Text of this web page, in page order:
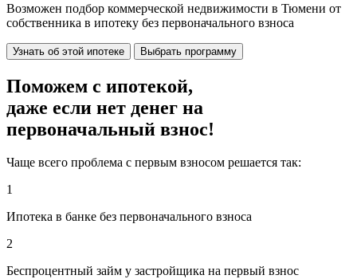
Возможен подбор коммерческой недвижимости в Тюмени от
собственника в ипотеку без первоначального взноса
Узнать об этой ипотеке Выбрать программу
Поможем с ипотекой,
даже если нет денег на
первоначальный взнос!
Чаще всего проблема с первым взносом решается так:
1
Ипотека в банке без первоначального взноса
2
Беспроцентный займ у застройщика на первый взнос